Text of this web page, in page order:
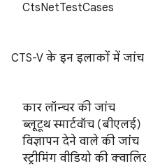
CtsNetTestCases
CTS-V के इन इलाकों में जांच
कार लॉन्चर की जांच
ब्लूटूथ स्मार्टवॉच (बीएलई)
विज्ञापन देने वाले की जांच
स्ट्रीमिंग वीडियो की